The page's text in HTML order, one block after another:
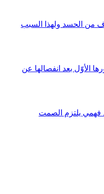
من الحسد ولهذا السبب
الأوّل بعد انفصالها عن
فهمي يلتزم الصمت